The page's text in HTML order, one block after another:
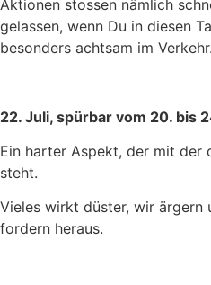
Aktionen stossen nämlich
gelassen, wenn Du in diesen
besonders achtsam im Verkehr.
22. Juli, spürbar vom 20. bis
Ein harter Aspekt, der mit der
steht.
Vieles wirkt düster, wir ärgern
fordern heraus.